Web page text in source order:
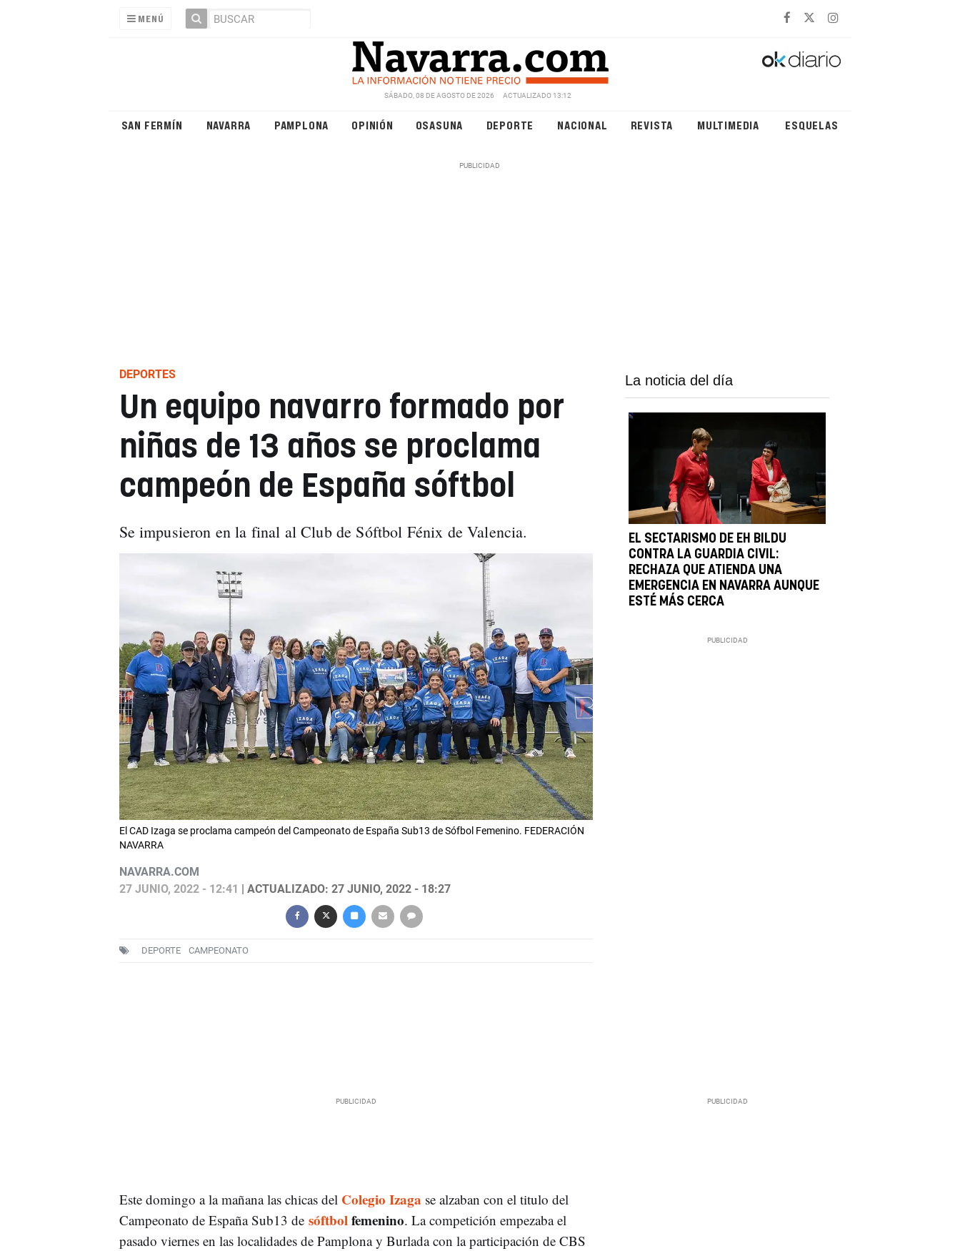
MENÚ
SÁBADO, 08 DE AGOSTO DE 2026 ACTUALIZADO 13:12
SAN FERMÍN NAVARRA PAMPLONA OPINIÓN OSASUNA DEPORTE NACIONAL REVISTA MULTIMEDIA ESQUELAS
DEPORTES
Un equipo navarro formado por
niñas de 13 años se proclama
campeón de España sóftbol
Se impusieron en la final al Club de Sóftbol Fénix de Valencia.
El CAD Izaga se proclama campeón del Campeonato de España Sub13 de Sófbol Femenino. FEDERACIÓN
NAVARRA
NAVARRA.COM
27 JUNIO, 2022 - 12:41 | ACTUALIZADO: 27 JUNIO, 2022 - 18:27
DEPORTE CAMPEONATO
La noticia del día
EL SECTARISMO DE EH BILDU
CONTRA LA GUARDIA CIVIL:
RECHAZA QUE ATIENDA UNA
EMERGENCIA EN NAVARRA AUNQUE
ESTÉ MÁS CERCA
Este domingo a la mañana las chicas del Colegio Izaga se alzaban con el titulo del
Campeonato de España Sub13 de sóftbolfemenino. La competición empezaba el
pasado viernes en las localidades de Pamplona y Burlada con la participación de CBS